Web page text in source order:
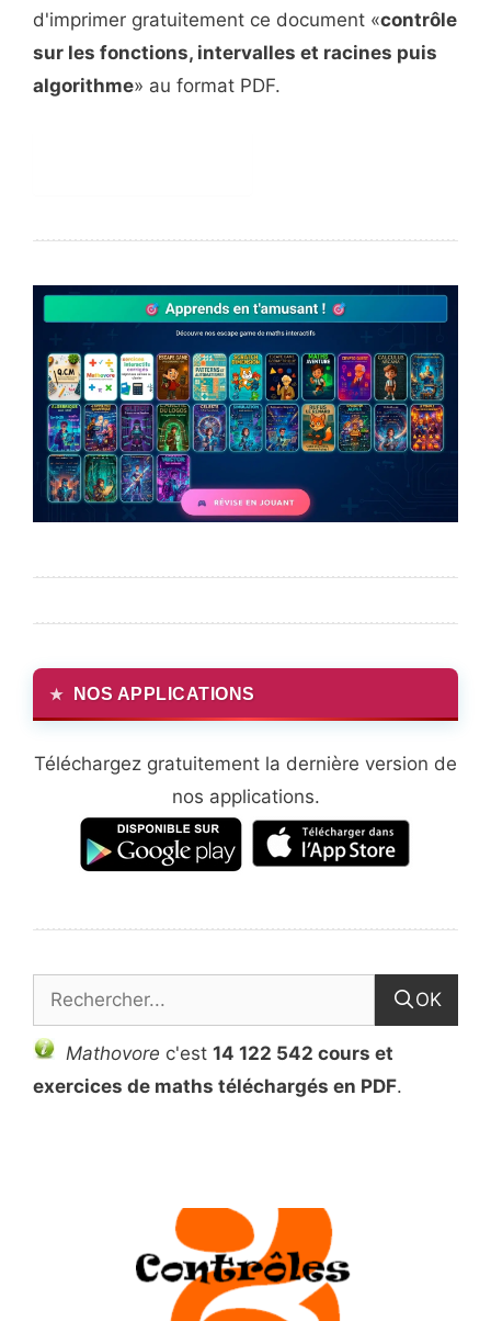
d'imprimer gratuitement ce document «contrôle
sur les fonctions, intervalles et racines puis
algorithme» au format PDF.
NOS APPLICATIONS
Téléchargez gratuitement la dernière version de
nos applications.
OK
Mathovore c'est 14 122 542 cours et
exercices de maths téléchargés en PDF.